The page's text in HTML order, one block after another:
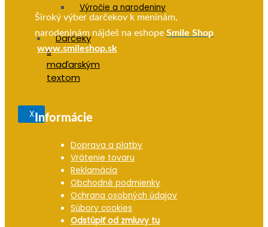
Výročie a narodeniny
Darčeky
s
maďarským
textom
X
Široký výber darčekov k meninám,
narodeninám nájdeš na eshope Smile Shop
www.smileshop.sk
Informácie
Doprava a platby
Vrátenie tovaru
Reklamácia
Obchodné podmienky
Ochrana osobných údajov
Súbory cookies
Odstúpiť od zmluvy tu